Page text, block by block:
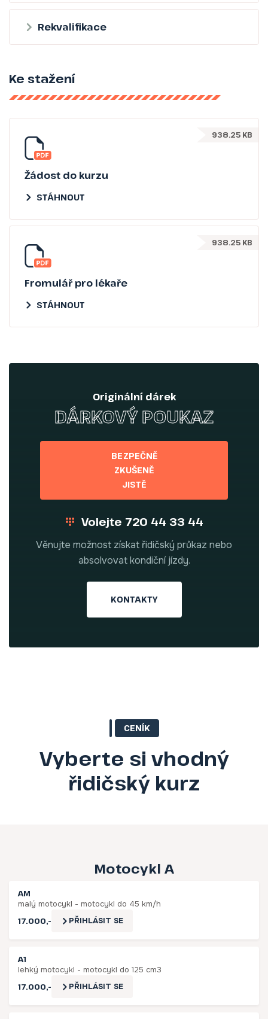
Rekvalifikace
Ke stažení
938.25 KB
Žádost do kurzu
STÁHNOUT
938.25 KB
Fromulář pro lékaře
STÁHNOUT
Originální dárek
DÁRKOVÝ POUKAZ
BEZPEČNĚ
ZKUŠENĚ
JISTĚ
Volejte 720 44 33 44
Věnujte možnost získat řidičský průkaz nebo
absolvovat kondiční jízdy.
KONTAKTY
CENÍK
Vyberte si vhodný
řidičský kurz
Motocykl A
AM
malý motocykl - motocykl do 45 km/h
17.000,- PŘIHLÁSIT SE
A1
lehký motocykl - motocykl do 125 cm3
17.000,- PŘIHLÁSIT SE